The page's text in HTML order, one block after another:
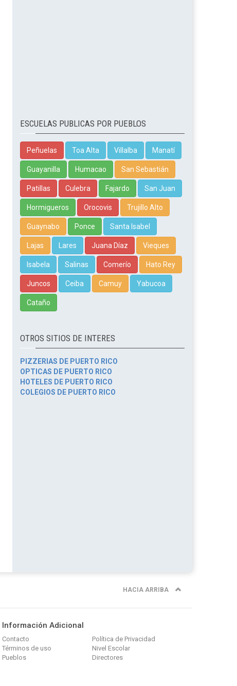
ESCUELAS PUBLICAS POR PUEBLOS
Peñuelas Toa Alta Villalba Manatí
Guayanilla Humacao San Sebastián
Patillas Culebra Fajardo San Juan
Hormigueros Orocovis Trujillo Alto
Guaynabo Ponce Santa Isabel
Lajas Lares Juana Díaz Vieques
Isabela Salinas Comerío Hato Rey
Juncos Ceiba Camuy Yabucoa
Cataño
OTROS SITIOS DE INTERES
PIZZERIAS DE PUERTO RICO
OPTICAS DE PUERTO RICO
HOTELES DE PUERTO RICO
COLEGIOS DE PUERTO RICO
HACIA ARRIBA
Información Adicional
Contacto
Política de Privacidad
Términos de uso
Nivel Escolar
Pueblos
Directores